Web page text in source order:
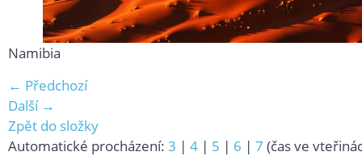
Namibia
← Předchozí
Další →
Zpět do složky
Automatické procházení: 3 | 4 | 5 | 6 | 7 (čas ve